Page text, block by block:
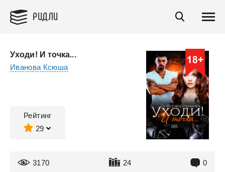
РИДЛИ
Уходи! И точка...
Иванова Ксюша
Рейтинг
29
3170 24 0